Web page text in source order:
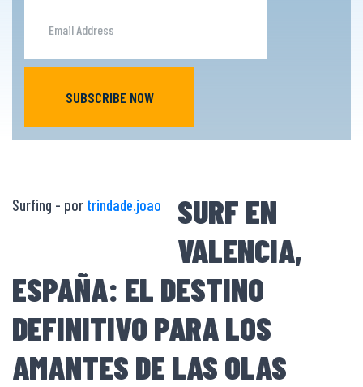
SUBSCRIBE NOW
Surfing - por trindade.joao
SURF EN
VALENCIA,
ESPAÑA: EL DESTINO
DEFINITIVO PARA LOS
AMANTES DE LAS OLAS